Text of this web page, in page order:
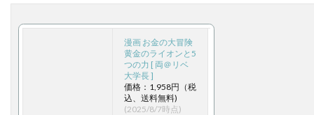
漫画 お金の大冒険
黄金のライオンと5
つの力 [ 両＠リベ
大学長 ]
価格：1,958円（税
込、送料無料)
(2025/8/7時点)